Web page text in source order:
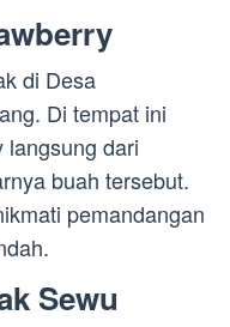
di Desa
Di tempat ini
langsung dari
buah tersebut.
pemandangan
Sewu